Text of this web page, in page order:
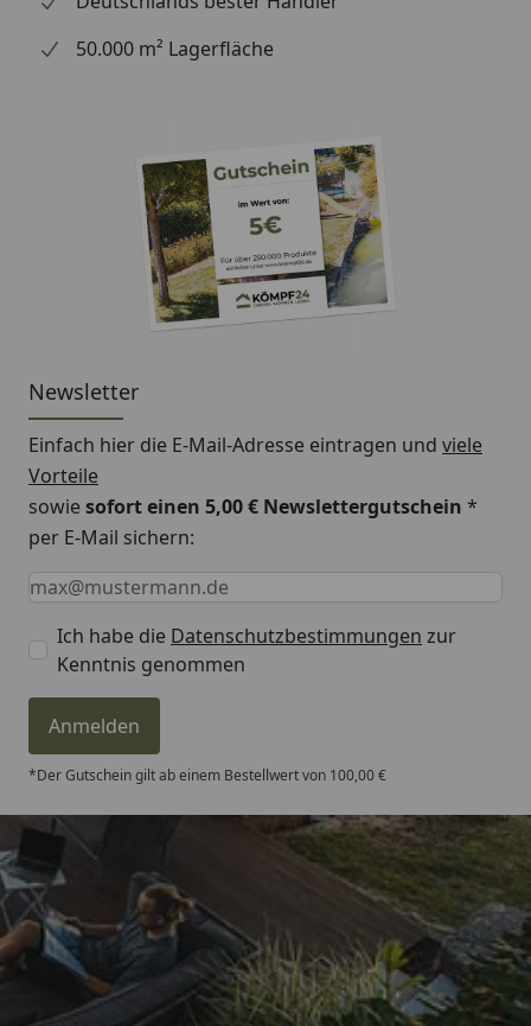
Stärke (mm)
2.50 mm
Winkel (°)
50.000 m² Lagerfläche
Newsletter
Einfach hier die E-Mail-Adresse eintragen und viele
Vorteile
sowiesofort einen 5,00 € Newslettergutschein *
per E-Mail sichern:
Keine Eingabe erforderlich
Eingabe erforderlich
E-Mail *
Ich habe die Datenschutzbestimmungen zur
Kenntnis genommen
Anmelden
*Der Gutschein gilt ab einem Bestellwert von 100,00 €
Trusted Shops
4,81/ 5